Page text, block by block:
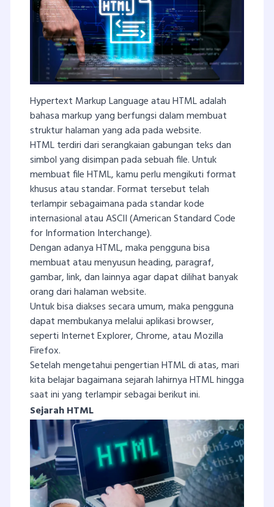
Hypertext Markup Language atau HTML adalah
bahasa markup yang berfungsi dalam membuat
struktur halaman yang ada pada website.
HTML terdiri dari serangkaian gabungan teks dan
simbol yang disimpan pada sebuah file. Untuk
membuat file HTML, kamu perlu mengikuti format
khusus atau standar. Format tersebut telah
terlampir sebagaimana pada standar kode
internasional atau ASCII (American Standard Code
for Information Interchange).
Dengan adanya HTML, maka pengguna bisa
membuat atau menyusun heading, paragraf,
gambar, link, dan lainnya agar dapat dilihat banyak
orang dari halaman website.
Untuk bisa diakses secara umum, maka pengguna
dapat membukanya melalui aplikasi browser,
seperti Internet Explorer, Chrome, atau Mozilla
Firefox.
Setelah mengetahui pengertian HTML di atas, mari
kita belajar bagaimana sejarah lahirnya HTML hingga
saat ini yang terlampir sebagai berikut ini.
Sejarah HTML